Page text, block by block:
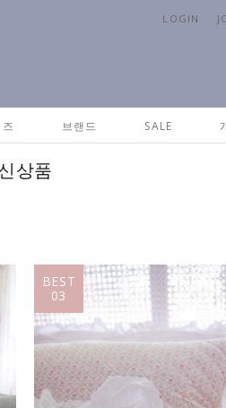
LOGIN
브랜드 SALE
상품
BEST
03